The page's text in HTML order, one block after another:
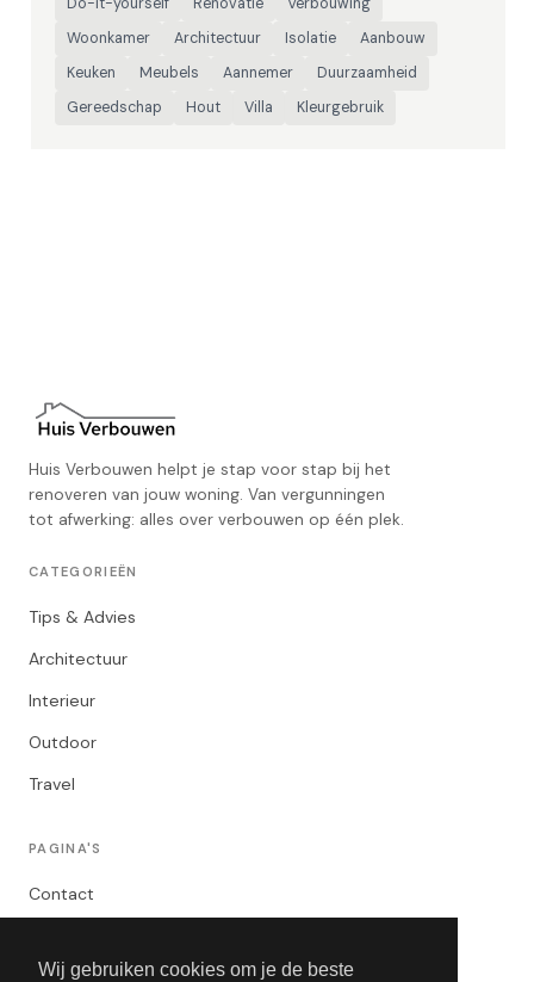
Wij gebruiken cookies om je de beste
Woonkamer
Architectuur Isolatie
Aanbouw
Keuken
Meubels Aannemer
Duurzaamheid
Gereedschap
Hout Villa Kleurgebruik
Huis Verbouwen helpt je stap voor stap bij het
renoveren van jouw woning. Van vergunningen
tot afwerking: alles over verbouwen op één plek.
CATEGORIEËN
Tips & Advies
Architectuur
Interieur
Outdoor
Travel
PAGINA'S
Contact
Algemene Voorwaarden